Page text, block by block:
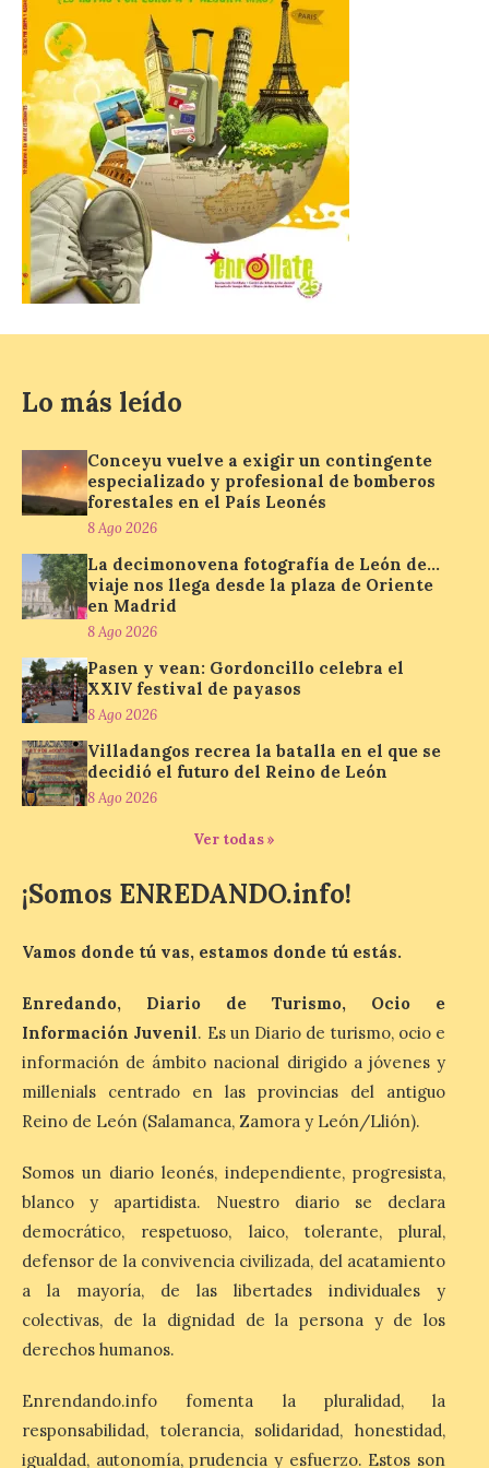
desplazarse y se
recomienda no acudir a Gijón/Xixón en
coche ni usarlo ese día. Los accesos a
la Campa Torres y La […]
La decimonovena
fotografía de León de…
viaje nos llega desde la
plaza de Oriente en
Madrid
8 Ago 2026
organizado por la sección
juvenil de la Asociación
Turismo, Ocio e Información para
jóvenes “Enredando.info”. Pilar Aller Aller
nos envía la décimo […]
Los minerales y sus usos
más comunes centran la
nueva exposición del
Museo de la Siderurgia y
la Minería de Sabero
8 Ago 2026
La exposición que se
inaugurará el sábado día 8
media de la mañana,
León’, podrá visitarse hasta finales del
mes de noviembre, con […]
La Bañeza inicia sus
fiestas con el pregón a
cargo de Arturo Martínez
Matilla
8 Ago 2026
El Ayuntamiento de La
Bañeza designa a Arturo
Martínez Matilla como
pregonero de las Fiestas
2026. Tendrá lugar este
sábado 8 de agosto a las 21,00 horas en el
comunicador astorgano Arturo Martínez
Matilla, […]
La I Feria de la Cerveza
Artesana de Astorga
arranca con una gran
Lo más leído
Conceyu vuelve a exigir un contingente
especializado y profesional de bomberos
forestales en el País Leonés
8 Ago 2026
La decimonovena fotografía de León de…
viaje nos llega desde la plaza de Oriente
en Madrid
8 Ago 2026
Pasen y vean: Gordoncillo celebra el
XXIV festival de payasos
8 Ago 2026
Villadangos recrea la batalla en el que se
decidió el futuro del Reino de León
8 Ago 2026
Ver todas »
¡Somos ENREDANDO.info!
Vamos donde tú vas, estamos donde tú estás.
Enredando, Diario de Turismo, Ocio e
Información Juvenil. Es un Diario de turismo, ocio e
información de ámbito nacional dirigido a jóvenes y
millenials centrado en las provincias del antiguo
Reino de León (Salamanca, Zamora y León/Llión).
Somos un diario leonés, independiente, progresista,
blanco y apartidista. Nuestro diario se declara
democrático, respetuoso, laico, tolerante, plural,
defensor de la convivencia civilizada, del acatamiento
a la mayoría, de las libertades individuales y
colectivas, de la dignidad de la persona y de los
derechos humanos.
Enrendando.info fomenta la pluralidad, la
responsabilidad, tolerancia, solidaridad, honestidad,
igualdad, autonomía, prudencia y esfuerzo. Estos son